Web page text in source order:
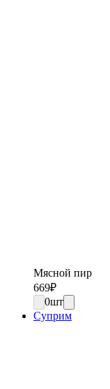
Мясной пир
669₽
0шт
Суприм